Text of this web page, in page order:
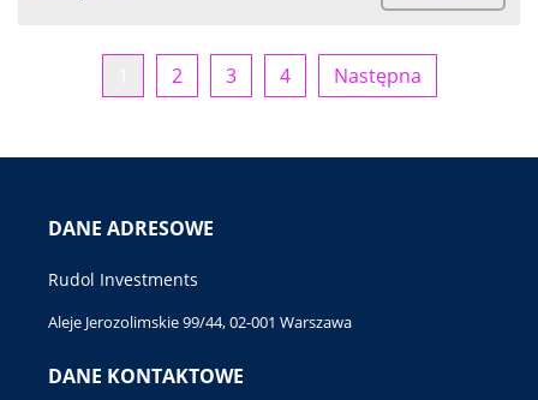
2 3 4 Następna
DANE ADRESOWE
Rudol Investments
Aleje Jerozolimskie 99/44, 02-001 Warszawa
DANE KONTAKTOWE